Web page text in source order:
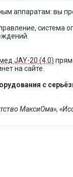
аппаратам: вы
JAY-20 (4.0)
на сайте.
с
МаксиОма»,